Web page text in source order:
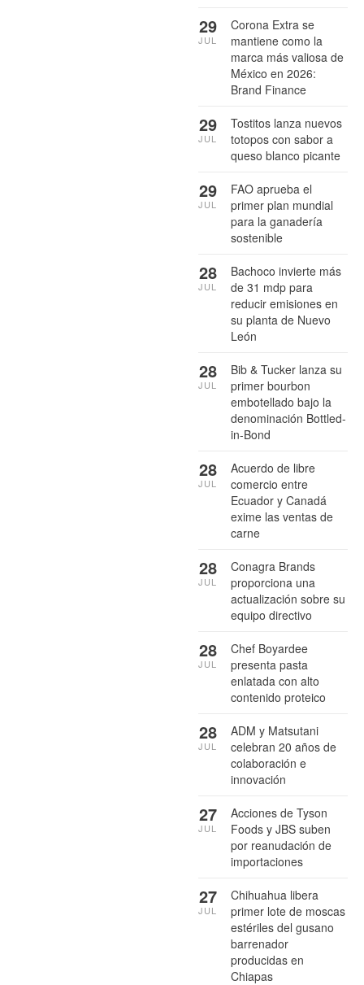
Corona Extra se
mantiene como la
marca más valiosa de
México en 2026:
Brand Finance
29
JUL
Tostitos lanza nuevos
totopos con sabor a
queso blanco picante
29
JUL
FAO aprueba el
primer plan mundial
para la ganadería
sostenible
29
JUL
Bachoco invierte más
de 31 mdp para
reducir emisiones en
su planta de Nuevo
León
28
JUL
Bib & Tucker lanza su
primer bourbon
embotellado bajo la
denominación Bottled-
in-Bond
28
JUL
Acuerdo de libre
comercio entre
Ecuador y Canadá
exime las ventas de
carne
28
JUL
Conagra Brands
proporciona una
actualización sobre su
equipo directivo
28
JUL
Chef Boyardee
presenta pasta
enlatada con alto
contenido proteico
28
JUL
ADM y Matsutani
celebran 20 años de
colaboración e
innovación
28
JUL
Acciones de Tyson
Foods y JBS suben
por reanudación de
importaciones
27
JUL
Chihuahua libera
primer lote de moscas
estériles del gusano
barrenador
producidas en
Chiapas
27
JUL